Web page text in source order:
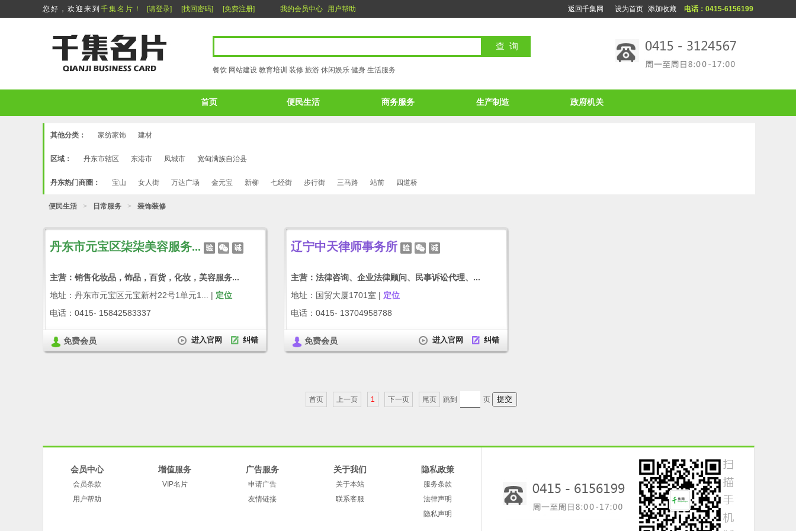
您好，欢迎来到 千集名片！ [请登录] [找回密码] [免费注册] 我的会员中心 用户帮助 返回千集网 设为首页 添加收藏 电话：0415-6156199
餐饮 网站建设 教育培训 装修 旅游 休闲娱乐 健身 生活服务
首页 便民生活 商务服务 生产制造 政府机关
其他分类： 家纺家饰 建材
区域： 丹东市辖区 东港市 凤城市 宽甸满族自治县
丹东热门商圈： 宝山 女人街 万达广场 金元宝 新柳 七经街 步行街 三马路 站前 四道桥
便民生活 > 日常服务 > 装饰装修
丹东市元宝区柒柒美容服务...
主营：销售化妆品，饰品，百货，化妆，美容服务...
地址：丹东市元宝区元宝新村22号1单元1... | 定位
电话：0415- 15842583337
免费会员 进入官网 纠错
辽宁中天律师事务所
主营：法律咨询、企业法律顾问、民事诉讼代理、...
地址：国贸大厦1701室 | 定位
电话：0415- 13704958788
免费会员 进入官网 纠错
首页 上一页 1 下一页 尾页 跳到 页
会员中心
会员条款
用户帮助
增值服务
VIP名片
广告服务
申请广告
友情链接
关于我们
关于本站
联系客服
隐私政策
服务条款
法律声明
隐私声明